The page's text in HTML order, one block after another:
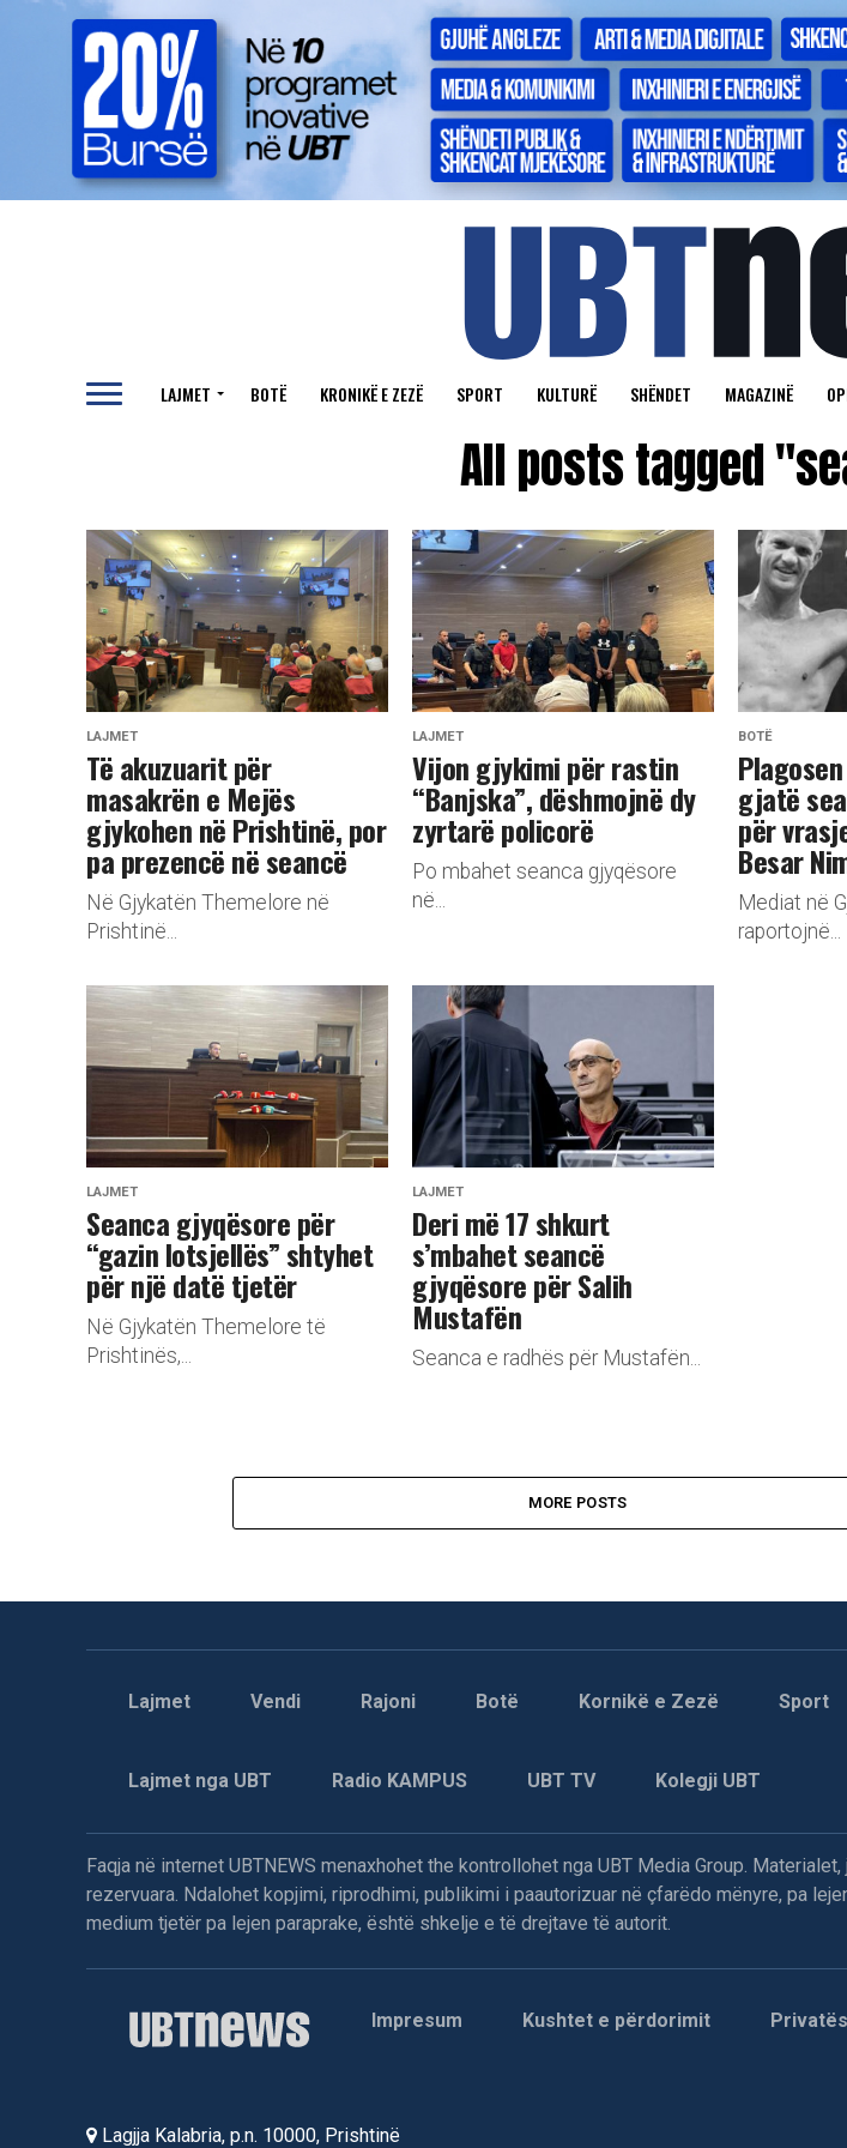
LAJMET BOTË KRONIKË E ZEZË SPORT KULTURË SHËNDET MAGAZINË
All posts tagged
LAJMET
​Të akuzuarit për
masakrën e Mejës
gjykohen në Prishtinë, por
pa prezencë në seancë
Në Gjykatën Themelore në
Prishtinë...
LAJMET
Vijon gjykimi për rastin
“Banjska”, dëshmojnë dy
zyrtarë policorë
Po mbahet seanca gjyqësore
në...
BOTË
gjatë
për
Besar
Mediat në
raportojnë...
LAJMET
​Seanca gjyqësore për
“gazin lotsjellës” shtyhet
për një datë tjetër
Në Gjykatën Themelore të
Prishtinës,...
LAJMET
Deri më 17 shkurt
s’mbahet seancë
gjyqësore për Salih
Mustafën
Seanca e radhës për Mustafën...
MORE POSTS
Lajmet Vendi Rajoni Botë Kornikë e Zezë Sport
Lajmet nga UBT Radio KAMPUS UBT TV Kolegji UBT
Faqja në internet UBTNEWS menaxhohet the kontrollohet nga UBT Media Group.
rezervuara. Ndalohet kopjimi, riprodhimi, publikimi i paautorizuar në çfarëdo mënyre, pa
medium tjetër pa lejen paraprake, është shkelje e të drejtave të autorit.
Impresum Kushtet e përdorimit
Lagjja Kalabria, p.n. 10000, Prishtinë